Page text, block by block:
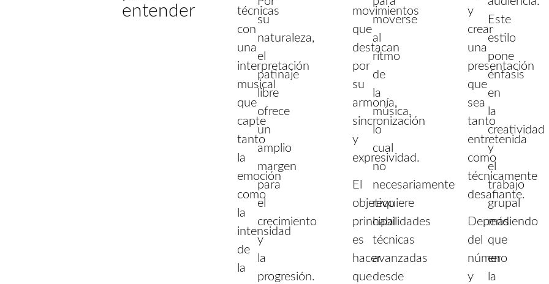
entender
técnicas
con
una
interpretación
musical
que
capte
tanto
la
emoción
como
la
intensidad
de
la
su
naturaleza,
el
patinaje
libre
ofrece
un
amplio
margen
para
el
crecimiento
y
la
progresión.
movimientos
que
destacan
por
su
armonía,
sincronización
y
expresividad.
El
objetivo
principal
es
hacer
que
moverse
al
ritmo
de
la
música,
lo
cual
no
necesariamente
requiere
habilidades
técnicas
avanzadas
desde
y
crear
una
presentación
que
sea
tanto
entretenida
como
técnicamente
desafiante.
Dependiendo
del
número
y
Este
estilo
pone
énfasis
en
la
creatividad
y
el
trabajo
grupal
más
que
en
la